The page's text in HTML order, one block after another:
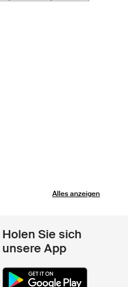
Alles anzeigen
Holen Sie sich
unsere App